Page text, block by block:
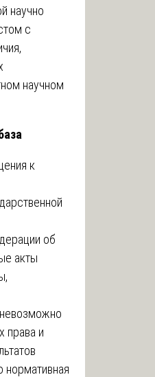
научно
с
научном
к
об
акты
права и
нормативная